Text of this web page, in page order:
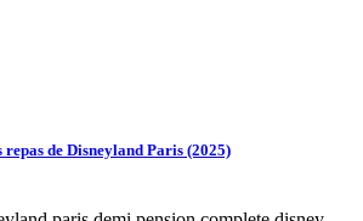
de Disneyland Paris (2025)